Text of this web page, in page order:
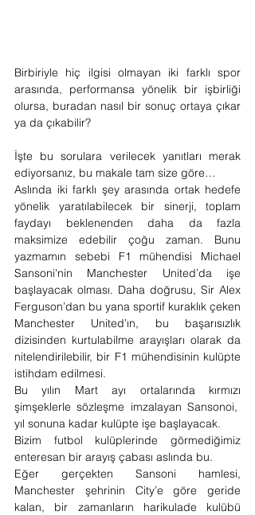
Birbiriyle hiç ilgisi olmayan iki farklı spor
arasında, performansa yönelik bir işbirliği
olursa, buradan nasıl bir sonuç ortaya çıkar
ya da çıkabilir?
İşte bu sorulara verilecek yanıtları merak
ediyorsanız, bu makale tam size göre…
Aslında iki farklı şey arasında ortak hedefe
yönelik yaratılabilecek bir sinerji, toplam
faydayı beklenenden daha da fazla
maksimize edebilir çoğu zaman. Bunu
yazmamın sebebi F1 mühendisi Michael
Sansoni'nin Manchester United’da işe
başlayacak olması. Daha doğrusu, Sir Alex
Ferguson’dan bu yana sportif kuraklık çeken
Manchester United’ın, bu başarısızlık
dizisinden kurtulabilme arayışları olarak da
nitelendirilebilir, bir F1 mühendisinin kulüpte
istihdam edilmesi.
Bu yılın Mart ayı ortalarında kırmızı
şimşeklerle sözleşme imzalayan Sansonoi,
yıl sonuna kadar kulüpte işe başlayacak.
Bizim futbol kulüplerinde görmediğimiz
enteresan bir arayış çabası aslında bu.
Eğer gerçekten Sansoni hamlesi,
Manchester şehrinin City’e göre geride
kalan, bir zamanların harikulade kulübü